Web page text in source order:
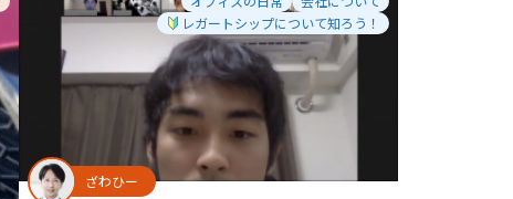
レガートシップについて知ろう！
ざわひー